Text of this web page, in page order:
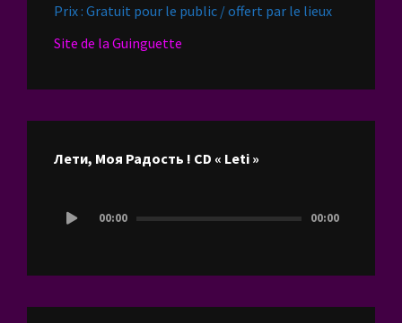
Prix : Gratuit pour le public / offert par le lieux
Site de la Guinguette
Лети, Моя Радость ! CD « Leti »
audio
00:00 00:00